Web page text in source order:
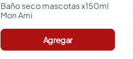
Baño seco mascotas x150ml
Mon Ami
Agregar